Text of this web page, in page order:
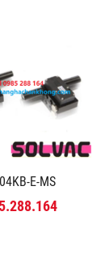
E-MS